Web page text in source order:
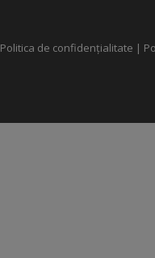
Politica de confidențialitate |